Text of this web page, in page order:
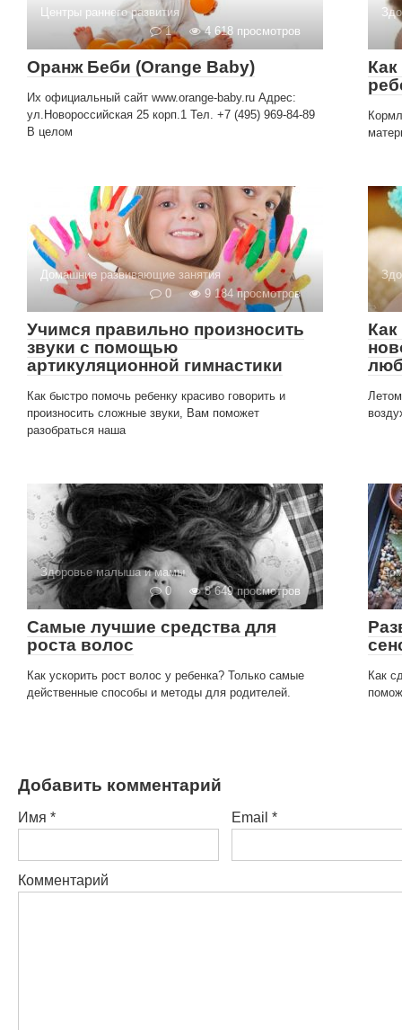
Центры раннего развития
1
4 618 просмотров
Оранж Беби (Orange Baby)
Их официальный сайт www.orange-baby.ru Адрес:
ул.Новороссийская 25 корп.1 Тел. +7 (495) 969-84-89
В целом
Домашние развивающие занятия
0
9 184 просмотров
Учимся правильно произносить
звуки с помощью
артикуляционной гимнастики
Как быстро помочь ребенку красиво говорить и
произносить сложные звуки, Вам поможет
разобраться наша
Здоровье малыша и мамы
0
8 649 просмотров
Самые лучшие средства для
роста волос
Как ускорить рост волос у ребенка? Только самые
действенные способы и методы для родителей.
Как
Добавить комментарий
Имя * Email *
Комментарий